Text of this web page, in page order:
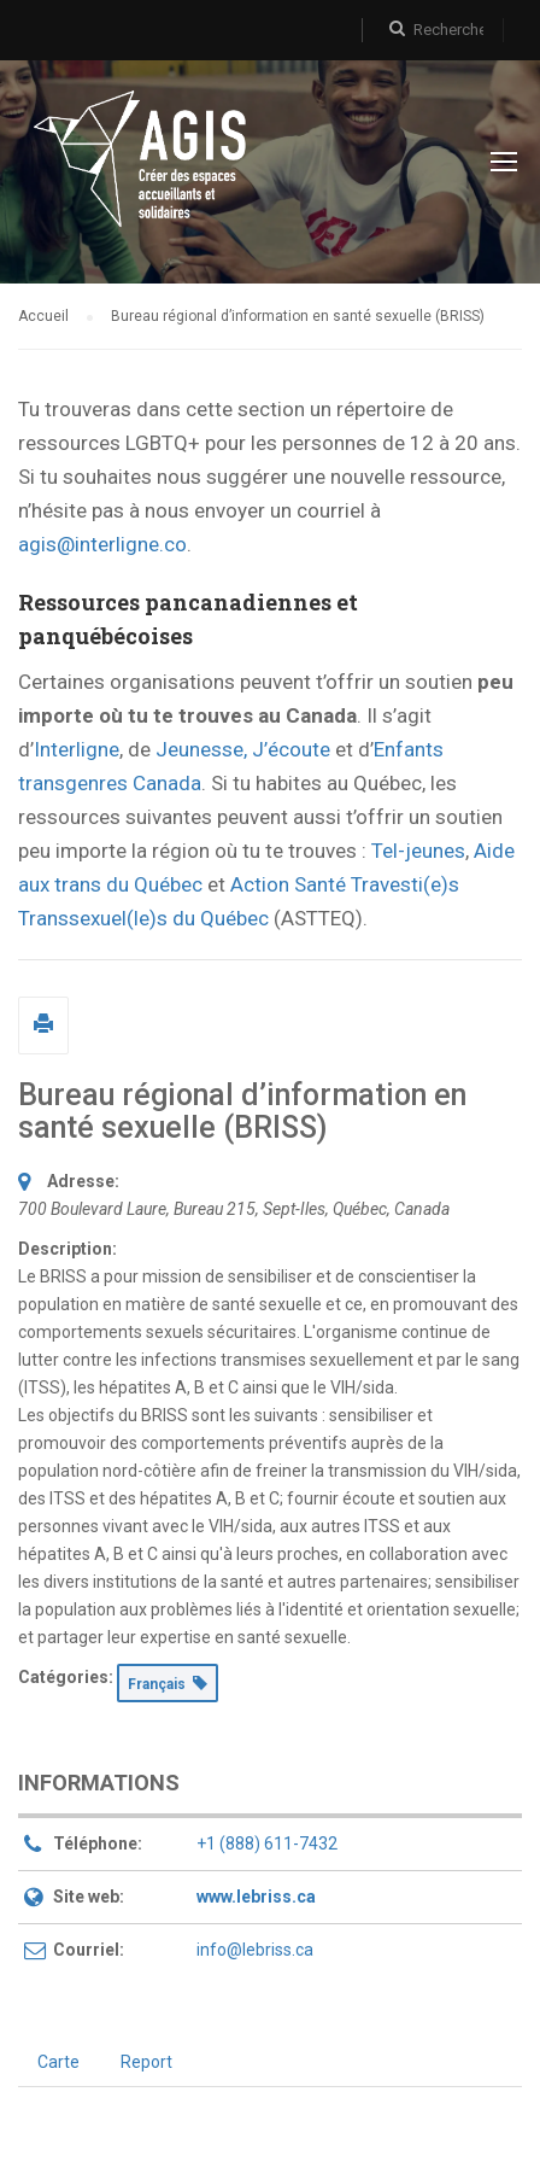
Accueil Bureau régional d’information en santé sexuelle (BRISS)
Tu trouveras dans cette section un répertoire de
ressources LGBTQ+ pour les personnes de 12 à 20 ans.
Si tu souhaites nous suggérer une nouvelle ressource,
n’hésite pas à nous envoyer un courriel à
agis@interligne.co.
Ressources pancanadiennes et
panquébécoises
Certaines organisations peuvent t’offrir un soutien peu
importe où tu te trouves au Canada. Il s’agit
d’Interligne, de Jeunesse, J’écoute et d’Enfants
transgenres Canada. Si tu habites au Québec, les
ressources suivantes peuvent aussi t’offrir un soutien
peu importe la région où tu te trouves : Tel-jeunes, Aide
aux trans du Québec et Action Santé Travesti(e)s
Transsexuel(le)s du Québec (ASTTEQ).
Bureau régional d’information en
santé sexuelle (BRISS)
Adresse:
700 Boulevard Laure, Bureau 215, Sept-Iles, Québec, Canada
Description:
Le BRISS a pour mission de sensibiliser et de conscientiser la
population en matière de santé sexuelle et ce, en promouvant des
comportements sexuels sécuritaires. L'organisme continue de
lutter contre les infections transmises sexuellement et par le sang
(ITSS), les hépatites A, B et C ainsi que le VIH/sida.
Les objectifs du BRISS sont les suivants : sensibiliser et
promouvoir des comportements préventifs auprès de la
population nord-côtière afin de freiner la transmission du VIH/sida,
des ITSS et des hépatites A, B et C; fournir écoute et soutien aux
personnes vivant avec le VIH/sida, aux autres ITSS et aux
hépatites A, B et C ainsi qu'à leurs proches, en collaboration avec
les divers institutions de la santé et autres partenaires; sensibiliser
la population aux problèmes liés à l'identité et orientation sexuelle;
et partager leur expertise en santé sexuelle.
Catégories: Français
INFORMATIONS
Téléphone: +1 (888) 611-7432
Site web: www.lebriss.ca
Courriel: info@lebriss.ca
Carte Report